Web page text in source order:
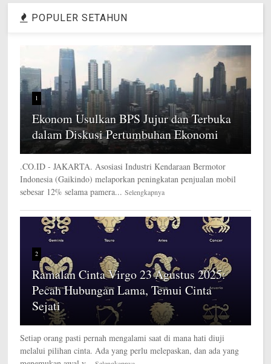
POPULER SETAHUN
1
Ekonom Usulkan BPS Jujur dan Terbuka
dalam Diskusi Pertumbuhan Ekonomi
.CO.ID - JAKARTA. Asosiasi Industri Kendaraan Bermotor
Indonesia (Gaikindo) melaporkan peningkatan penjualan mobil
sebesar 12% selama pamera... Selengkapnya
2
Ramalan Cinta Virgo 23 Agustus 2025:
Pecah Hubungan Lama, Temui Cinta
Sejati
Setiap orang pasti pernah mengalami saat di mana hati diuji
melalui pilihan cinta. Ada yang perlu melepaskan, dan ada yang